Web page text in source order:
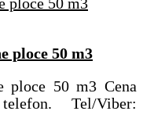
ploce 50 m3
ploce 50 m3 Cena
Tel/Viber: